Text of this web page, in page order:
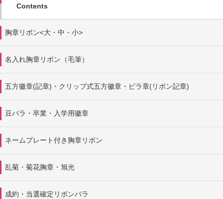
Contents
胸章リボン<大・中・小>
名入れ胸章リボン（毛筆）
五方徽章(記章)・ クリップ式五方徽章・ビラ章(リボン記章)
豆バラ・卒業・入学用徽章
ネームプレート付き胸章リボン
乱菊・菊花胸章・旭光
成約・当選確定リボンバラ